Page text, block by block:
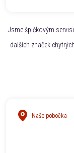
Jsme špičkovým
dalších značek
Naše pobočka